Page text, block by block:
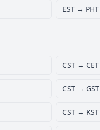
EST → PHT
CST → CET
CST → GST
CST → KST